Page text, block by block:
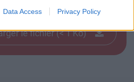
Data Access Privacy Policy
le fichier (< 1 Ko)